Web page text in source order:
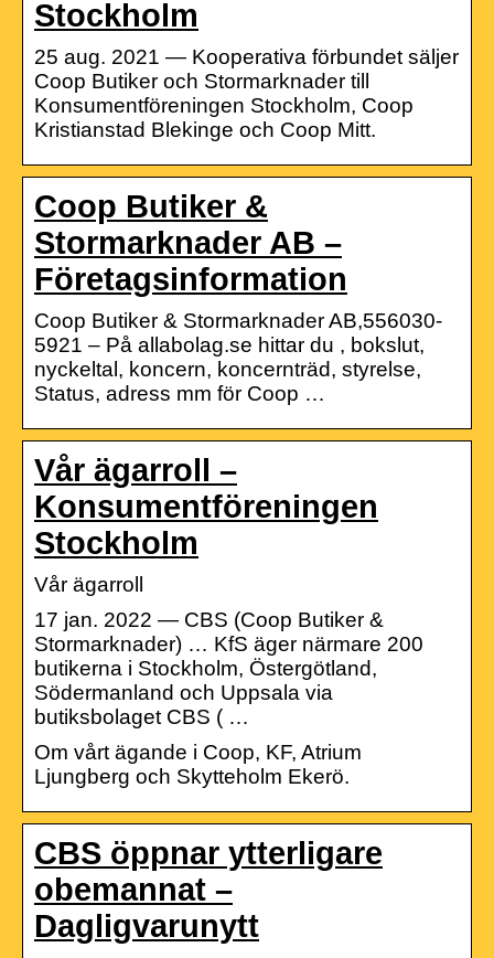
Stockholm
25 aug. 2021 — Kooperativa förbundet säljer
Coop Butiker och Stormarknader till
Konsumentföreningen Stockholm, Coop
Kristianstad Blekinge och Coop Mitt.
Coop Butiker &
Stormarknader AB –
Företagsinformation
Coop Butiker & Stormarknader AB,556030-
5921 – På allabolag.se hittar du , bokslut,
nyckeltal, koncern, koncernträd, styrelse,
Status, adress mm för Coop …
Vår ägarroll –
Konsumentföreningen
Stockholm
Vår ägarroll
17 jan. 2022 — CBS (Coop Butiker &
Stormarknader) … KfS äger närmare 200
butikerna i Stockholm, Östergötland,
Södermanland och Uppsala via
butiksbolaget CBS ( …
Om vårt ägande i Coop, KF, Atrium
Ljungberg och Skytteholm Ekerö.
CBS öppnar ytterligare
obemannat –
Dagligvarunytt